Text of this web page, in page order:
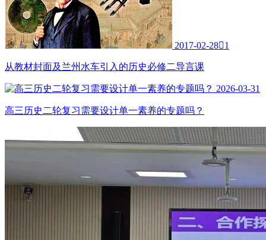
2017-02-281
从教材封面及兰州水车引入的历史必修二导言课
2026-03-31
高三历史二轮复习需要设计单一素养的专题吗？